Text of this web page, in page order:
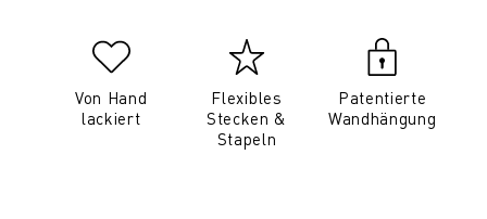
Von Hand
lackiert
Flexibles
Stecken &
Stapeln
Patentierte
Wandhängung